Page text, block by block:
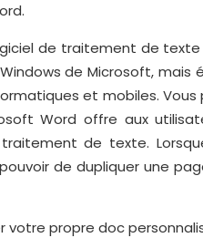
de traitement de
de Microsoft,
et mobiles.
Word offre aux
de texte.
de dupliquer une
votre propre doc